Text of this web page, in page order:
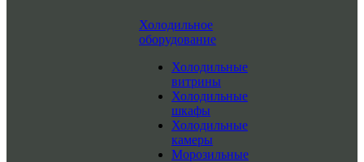
Холодильное
оборудование
Холодильные
витрины
Холодильные
шкафы
Холодильные
камеры
Морозильные